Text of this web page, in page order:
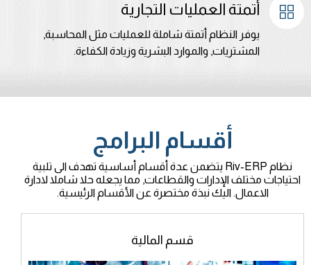
أتمتة العمليات التجارية
يوفر النظام أتمتة شاملة للعمليات مثل المحاسبة,
المشتريات, والموارد البشرية وزيادة الكفاءة.
أقسام البرامج
نظام Riv-ERP يتضمن عدة أقسام أساسية تهدف الى تلبية
احتياجات مختلف الإدارات والقطاعات, مما يجعله حلا شاملا لادارة
الاعمال. اليك نبذة مختصرة عن الأقسام الرئيسية.
قسم المالية